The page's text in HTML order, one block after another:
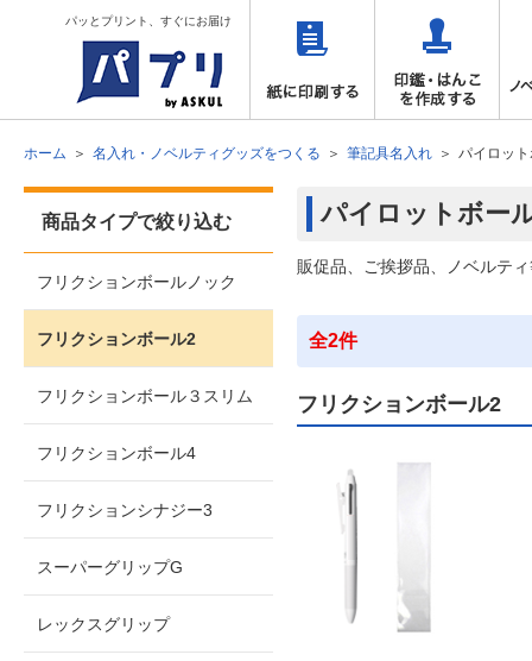
パッとプリント、すぐにお届け
ホーム 名入れ・ノベルティグッズをつくる 筆記具名入れ パイロッ
パイロットボー
販促品、ご挨拶品、ノベルテ
全2件
フリクションボール2
商品タイプで絞り込む
フリクションボールノック
フリクションボール2
フリクションボール３スリム
フリクションボール4
フリクションシナジー3
スーパーグリップG
レックスグリップ